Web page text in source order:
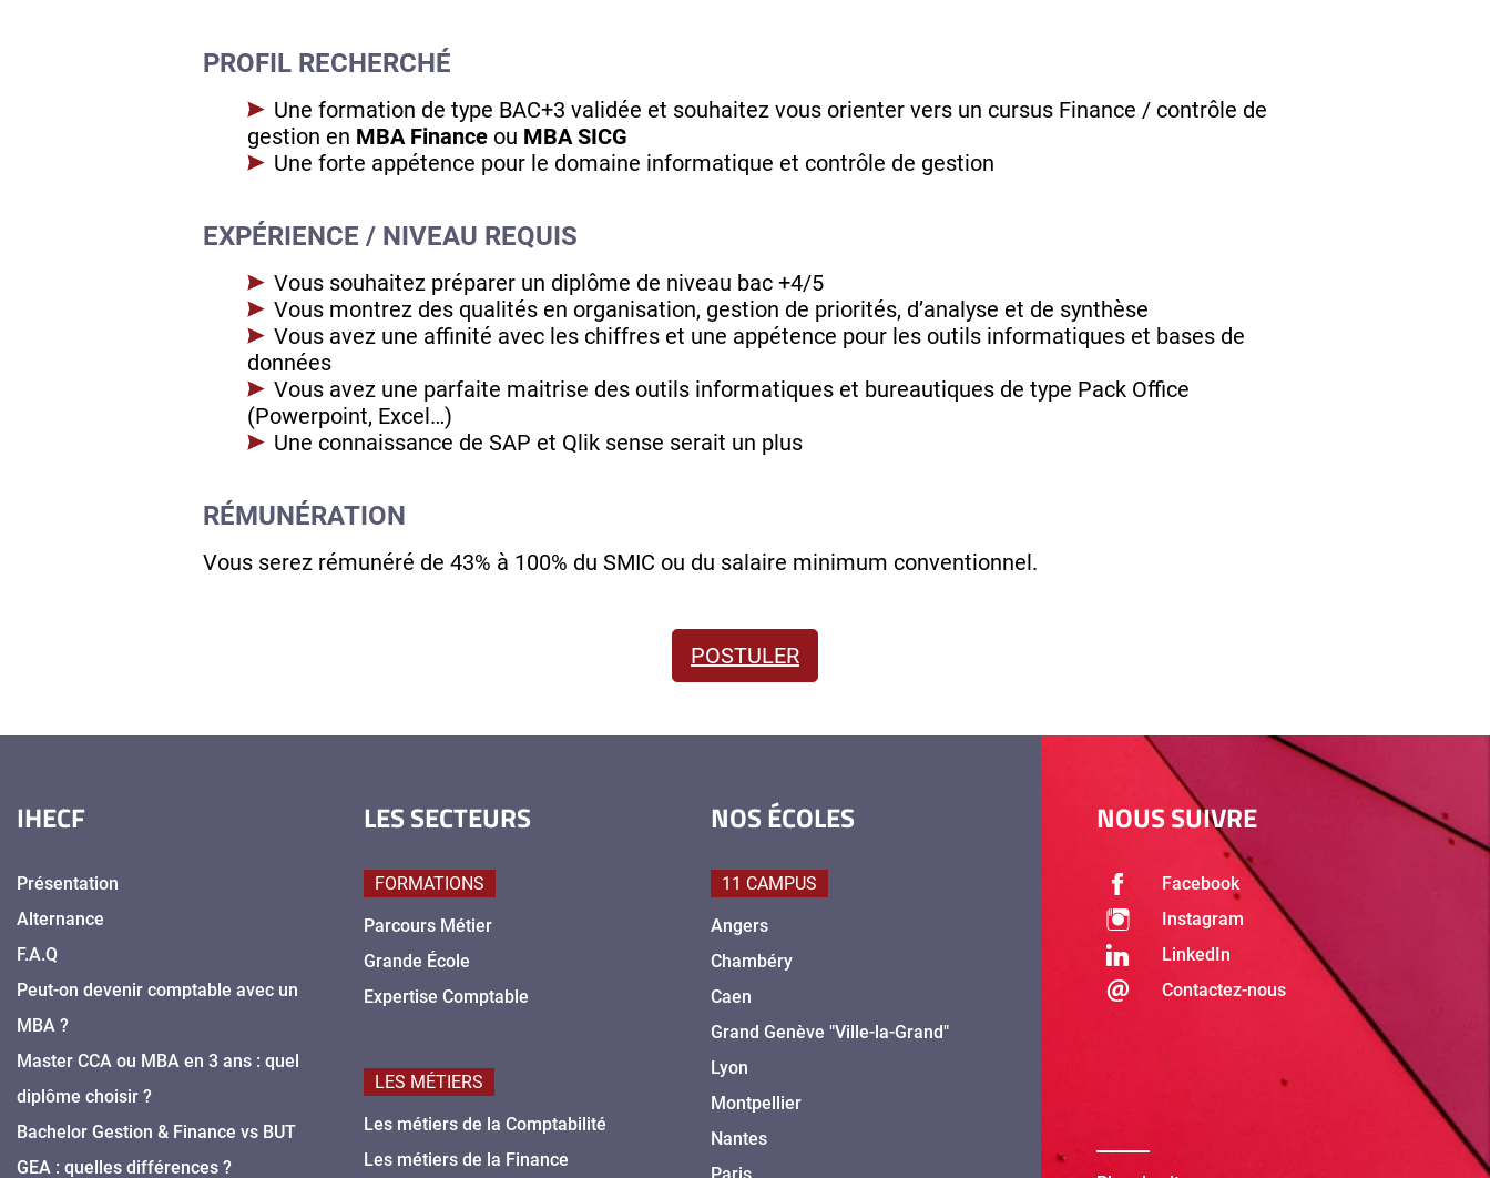
PROFIL RECHERCHÉ
Une formation de type BAC+3 validée et souhaitez vous orienter vers un cursus Finance / contrôle de
gestion en MBA Finance ou MBA SICG
Une forte appétence pour le domaine informatique et contrôle de gestion
EXPÉRIENCE / NIVEAU REQUIS
Vous souhaitez préparer un diplôme de niveau bac +4/5
Vous montrez des qualités en organisation, gestion de priorités, d’analyse et de synthèse
Vous avez une affinité avec les chiffres et une appétence pour les outils informatiques et bases de
données
Vous avez une parfaite maitrise des outils informatiques et bureautiques de type Pack Office
(Powerpoint, Excel…)
Une connaissance de SAP et Qlik sense serait un plus
RÉMUNÉRATION
Vous serez rémunéré de 43% à 100% du SMIC ou du salaire minimum conventionnel.
POSTULER
IHECF
Présentation
Alternance
F.A.Q
Peut-on devenir comptable avec un
MBA ?
Master CCA ou MBA en 3 ans : quel
diplôme choisir ?
Bachelor Gestion & Finance vs BUT
GEA : quelles différences ?
LES SECTEURS
FORMATIONS
Parcours Métier
Grande École
Expertise Comptable
LES MÉTIERS
Les métiers de la Comptabilité
Les métiers de la Finance
NOS ÉCOLES
11 CAMPUS
Angers
Chambéry
Caen
Grand Genève "Ville-la-Grand"
Lyon
Montpellier
Nantes
NOUS SUIVRE
Facebook
Instagram
LinkedIn
Contactez-nous